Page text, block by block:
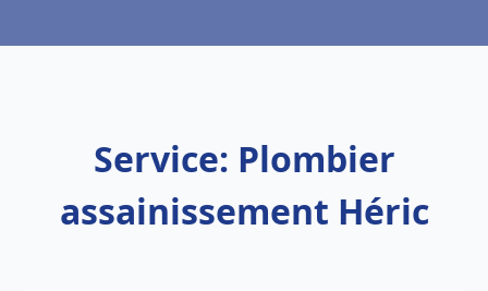
Service: Plombier
assainissement Héric